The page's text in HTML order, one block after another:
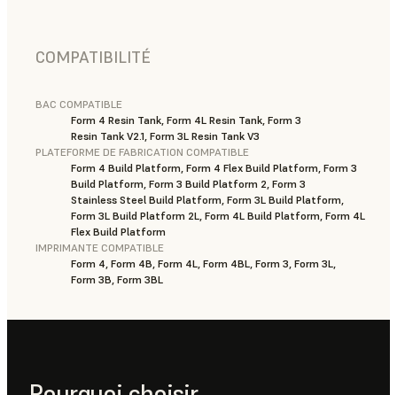
COMPATIBILITÉ
BAC COMPATIBLE
Form 4 Resin Tank, Form 4L Resin Tank, Form 3
Resin Tank V2.1, Form 3L Resin Tank V3
PLATEFORME DE FABRICATION COMPATIBLE
Form 4 Build Platform, Form 4 Flex Build Platform, Form 3
Build Platform, Form 3 Build Platform 2, Form 3
Stainless Steel Build Platform, Form 3L Build Platform,
Form 3L Build Platform 2L, Form 4L Build Platform, Form 4L
Flex Build Platform
IMPRIMANTE COMPATIBLE
Form 4, Form 4B, Form 4L, Form 4BL, Form 3, Form 3L,
Form 3B, Form 3BL